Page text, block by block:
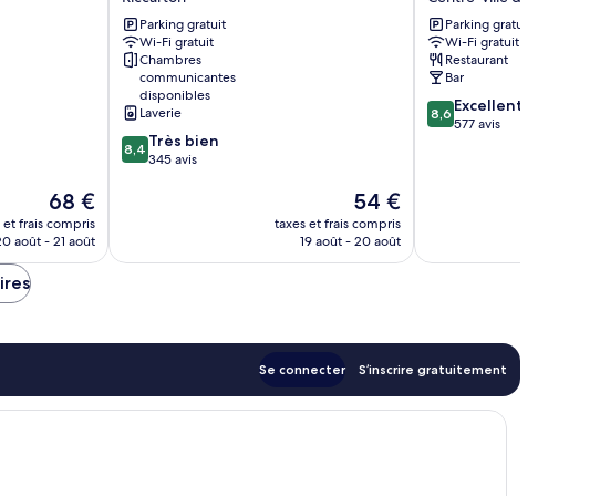
Le
nouveau
prix
68 €
et frais compris
août - 21 août
Court
Motel
Riccarton
Parking gratuit
Wi-Fi gratuit
Chambres
communicantes
disponibles
Laverie
8.4
sur
8,4 Très bien
345 avis
Le
nouveau
prix
54 €
taxes et frais compris
19 août - 20 août
Centre-
ville
de
Christchurch
Parking gratuit
Wi-Fi gratuit
Restaurant
Bar
8.6
sur
8,6 Excellent
577 avis
Se connecter S’inscrire gratuitement